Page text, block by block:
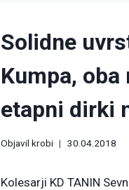
Solidne
Kumpa,
etapni dirki
Objavil krobi 30.04.2018
Kolesarji KD TANIN